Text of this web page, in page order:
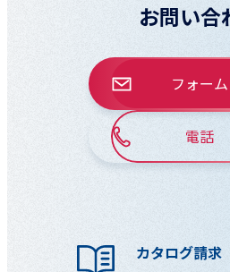
お問い合
フォーム
電話
カタログ請求